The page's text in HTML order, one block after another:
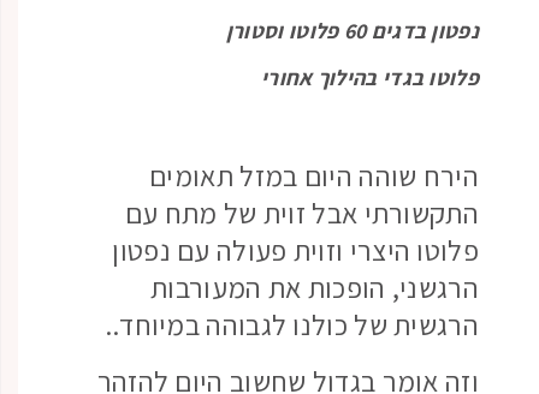
נפטון בדגים 60 פלוטו וסטורן
פלוטו בגדי בהילוך אחורי
הירח שוהה היום במזל תאומים
התקשורתי אבל זוית של מתח עם
פלוטו היצרי וזוית פעולה עם נפטון
הרגשני, הופכות את המעורבות
הרגשית של כולנו לגבוהה במיוחד..
וזה אומר בגדול שחשוב היום להזהר